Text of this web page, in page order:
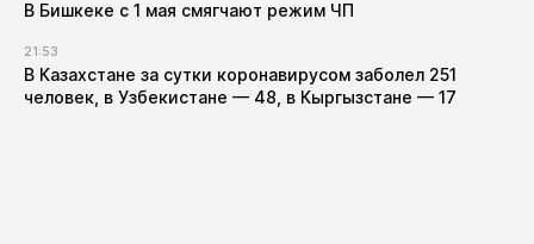
В Бишкеке с 1 мая смягчают режим ЧП
21:53
В Казахстане за сутки коронавирусом заболел 251
человек, в Узбекистане — 48, в Кыргызстане — 17